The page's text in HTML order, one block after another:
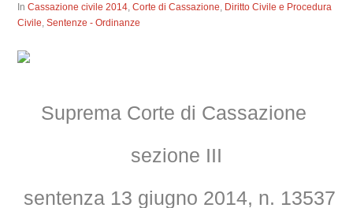
InCassazione civile 2014,Corte di Cassazione, Diritto Civile e Procedura
Civile,Sentenze - Ordinanze
Suprema Corte di Cassazione
sezione III
sentenza 13 giugno 2014, n. 13537